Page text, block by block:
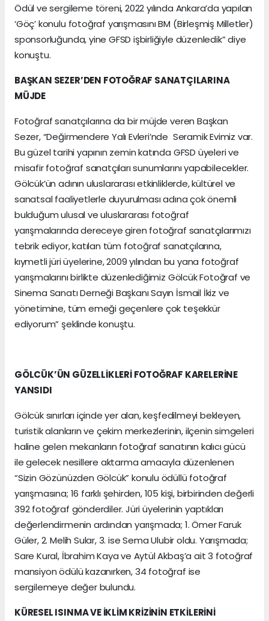
Ödül ve sergileme töreni, 2022 yılında Ankara’da yapılan
‘Göç’ konulu fotoğraf yarışmasını BM (Birleşmiş Milletler)
sponsorluğunda, yine GFSD işbirliğiyle düzenledik” diye
konuştu.
BAŞKAN SEZER’DEN FOTOĞRAF SANATÇILARINA
MÜJDE
Fotoğraf sanatçılarına da bir müjde veren Başkan
Sezer, “Değirmendere Yalı Evleri’nde Seramik Evimiz var.
Bu güzel tarihi yapının zemin katında GFSD üyeleri ve
misafir fotoğraf sanatçıları sunumlarını yapabilecekler.
Gölcük’ün adının uluslararası etkinliklerde, kültürel ve
sanatsal faaliyetlerle duyurulması adına çok önemli
bulduğum ulusal ve uluslararası fotoğraf
yarışmalarında dereceye giren fotoğraf sanatçılarımızı
tebrik ediyor, katılan tüm fotoğraf sanatçılarına,
kıymetli jüri üyelerine, 2009 yılından bu yana fotoğraf
yarışmalarını birlikte düzenlediğimiz Gölcük Fotoğraf ve
Sinema Sanatı Derneği Başkanı Sayın İsmail İkiz ve
yönetimine, tüm emeği geçenlere çok teşekkür
ediyorum” şeklinde konuştu.
GÖLCÜK’ÜN GÜZELLİKLERİ FOTOĞRAF KARELERİNE
YANSIDI
Gölcük sınırları içinde yer alan, keşfedilmeyi bekleyen,
turistik alanların ve çekim merkezlerinin, ilçenin simgeleri
haline gelen mekanların fotoğraf sanatının kalıcı gücü
ile gelecek nesillere aktarma amacıyla düzenlenen
“Sizin Gözünüzden Gölcük” konulu ödüllü fotoğraf
yarışmasına; 16 farklı şehirden, 105 kişi, birbirinden değerli
392 fotoğraf gönderdiler. Jüri üyelerinin yaptıkları
değerlendirmenin ardından yarışmada; 1. Ömer Faruk
Güler, 2. Melih Sular, 3. ise Sema Ulubir oldu. Yarışmada;
Sare Kural, İbrahim Kaya ve Aytül Akbaş’a ait 3 fotoğraf
mansiyon ödülü kazanırken, 34 fotoğraf ise
sergilemeye değer bulundu.
KÜRESEL ISINMA VE İKLİM KRİZİNİN ETKİLERİNİ